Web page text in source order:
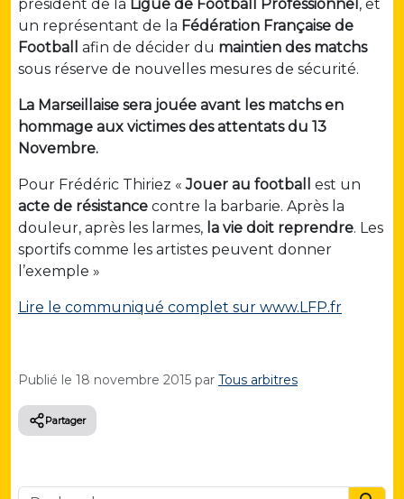
président de la Ligue de Football Professionnel , et
un représentant de la Fédération Française de
Football
afin de décider du maintien des matchs
sous réserve de nouvelles mesures de sécurité.
La Marseillaise sera jouée avant les matchs en
hommage aux victimes des attentats du 13
Novembre.
Pour Frédéric Thiriez «Jouer au football
est un
acte de résistance contre la barbarie. Après la
douleur, après les larmes, la vie doit reprendre. Les
sportifs comme les artistes peuvent donner
l’exemple »
Lire le communiqué complet sur www.LFP.fr
Publié le 18 novembre 2015 par Tous arbitres
Partager